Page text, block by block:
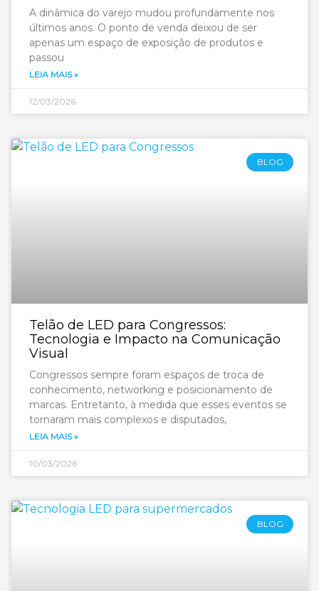
A dinâmica do varejo mudou profundamente nos
últimos anos. O ponto de venda deixou de ser
apenas um espaço de exposição de produtos e
passou
LEIA MAIS »
12/03/2026
BLOG
Telão de LED para Congressos:
Tecnologia e Impacto na Comunicação
Visual
Congressos sempre foram espaços de troca de
conhecimento, networking e posicionamento de
marcas. Entretanto, à medida que esses eventos se
tornaram mais complexos e disputados,
LEIA MAIS »
10/03/2026
BLOG